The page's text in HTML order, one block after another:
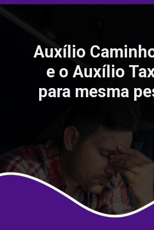
Auxílio
e o Auxílio
para mesma